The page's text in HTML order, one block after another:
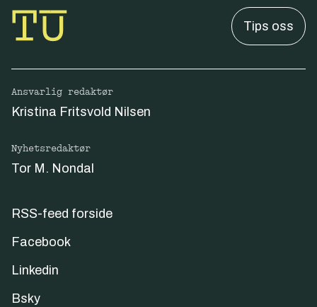
Tips oss
Ansvarlig redaktør
Kristina Fritsvold Nilsen
Nyhetsredaktør
Tor M. Nondal
RSS-feed forside
Facebook
Linkedin
Bsky